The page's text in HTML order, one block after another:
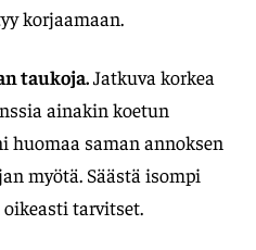
korjaamaan.
taukoja.Jatkuva korkea
ainakin koetun
huomaa saman annoksen
myötä. Säästä isompi
tarvitset.